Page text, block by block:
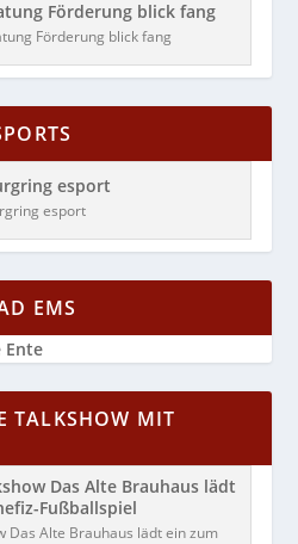
Förderung blick fang
esport
EMS
TALKSHOW MIT
Das Alte Brauhaus lädt ein zum